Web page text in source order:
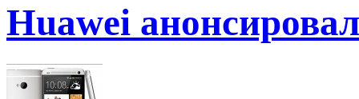
Huawei